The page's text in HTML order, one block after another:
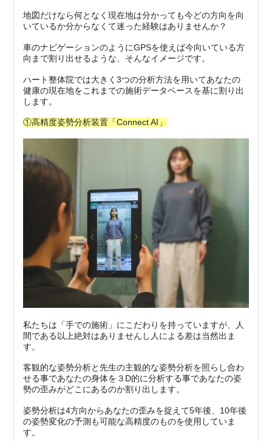
地図だけなら何となく現在地は分かっても今どの方向を向
いているか分からなくて迷った経験はありませんか？
車のナビゲーションのようにGPSを使えば今向いている方
向まで割り出せるような、そんなイメージです。
ハート整体院では大きく3つの分析方法を用いてあなたの
健康の現在地をこれまでの施術データベースを基に割り出
します。
①高精度姿勢分析装置「Connect AI」
私たちは「手での施術」にこだわりを持っていますが、人
間である以上絶対はありませんし人による差は当然出ま
す。
客観的な姿勢分析と先生の主観的な姿勢分析を照らし合わ
せる事であなたの身体を３D的に分析する事であなたの姿
勢の歪みがどこにあるのか割り出します。
姿勢分析は4方向からあなたの歪みを捉えて5年後、10年後
の姿勢変化の予測も可能な高精度のものを使用していま
す。